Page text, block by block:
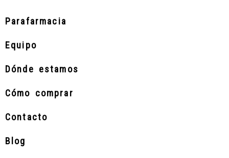
Parafarmacia
Equipo
Dónde estamos
Cómo comprar
Contacto
Blog